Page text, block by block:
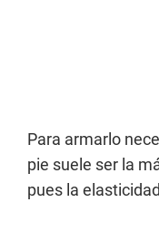
Para armarlo
pie suele ser la
pues la